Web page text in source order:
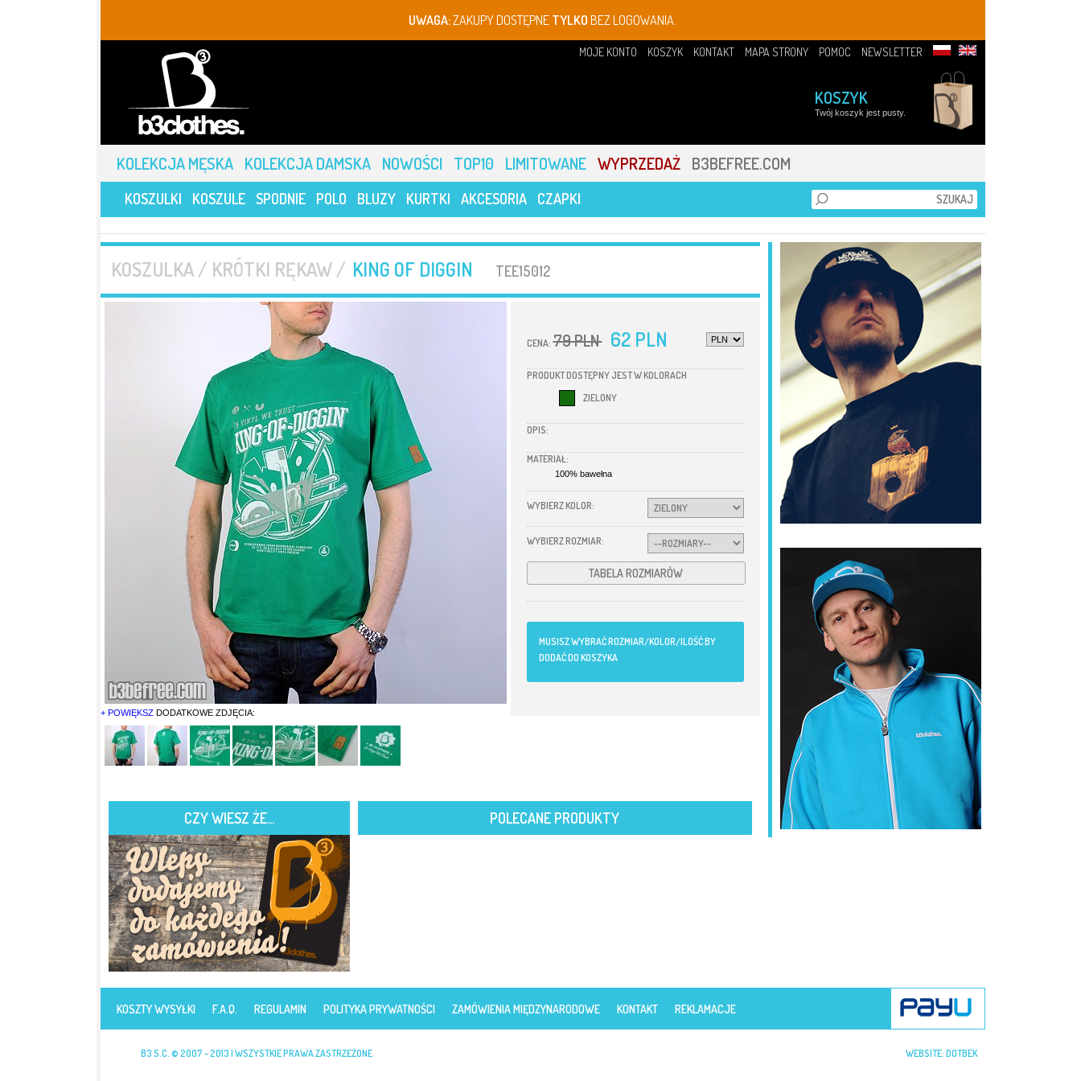
UWAGA:ZAKUPY DOSTĘPNE TYLKO BEZ LOGOWANIA.
MOJE KONTO KOSZYK KONTAKT MAPA STRONY POMOC NEWSLETTER
KOSZYK
Twój koszyk jest pusty.
KOLEKCJA MĘSKA KOLEKCJA DAMSKA NOWOŚCI TOP10 LIMITOWANE WYPRZEDAŻ B3BEFREE.COM
KOSZULKI KOSZULE SPODNIE POLO BLUZY KURTKI AKCESORIA CZAPKI
KOSZULKA / KRÓTKI RĘKAW / KING OF DIGGIN TEE15012
+ POWIĘKSZ DODATKOWE ZDJĘCIA:
CENA: 79 PLN 62 PLN
PRODUKT DOSTĘPNY JEST W KOLORACH
ZIELONY
OPIS:
MATERIAŁ:
100% bawełna
WYBIERZ KOLOR:
WYBIERZ ROZMIAR:
TABELA ROZMIARÓW
MUSISZ WYBRAĆ ROZMIAR/KOLOR/ILOŚĆ BY
DODAĆ DO KOSZYKA
CZY WIESZ ŻE... POLECANE PRODUKTY
KOSZTY WYSYŁKI F.A.Q. REGULAMIN POLITYKA PRYWATNOŚCI ZAMÓWIENIA MIĘDZYNARODOWE KONTAKT REKLAMACJE
B3 S.C. © 2007 - 2013 | WSZYSTKIE PRAWA ZASTRZEŻONE WEBSITE: DOTBEK